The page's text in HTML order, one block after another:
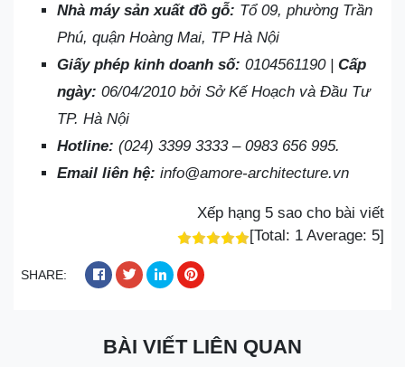
Nhà máy sản xuất đồ gỗ: Tổ 09, phường Trần
Phú, quận Hoàng Mai, TP Hà Nội
Giấy phép kinh doanh số: 0104561190 | Cấp
ngày: 06/04/2010 bởi Sở Kế Hoạch và Đầu Tư
TP. Hà Nội
Hotline: (024) 3399 3333 – 0983 656 995.
Email liên hệ: info@amore-architecture.vn
Xếp hạng 5 sao cho bài viết
[Total: 1 Average: 5]
SHARE:
BÀI VIẾT LIÊN QUAN